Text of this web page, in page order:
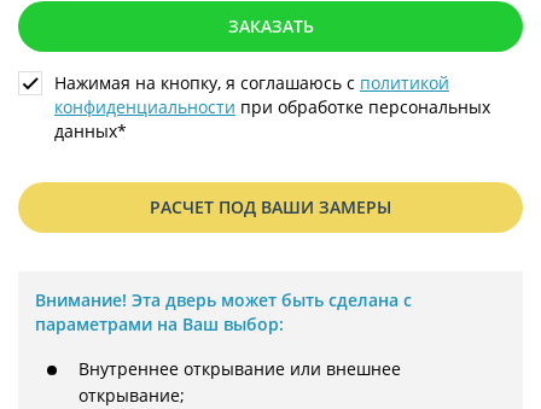
ЗАКАЗАТЬ
Нажимая на кнопку, я соглашаюсь с политикой
конфиденциальности при обработке персональных
данных*
РАСЧЕТ ПОД ВАШИ ЗАМЕРЫ
Внимание! Эта дверь может быть сделана с
параметрами на Ваш выбор:
Внутреннее открывание или внешнее
открывание;